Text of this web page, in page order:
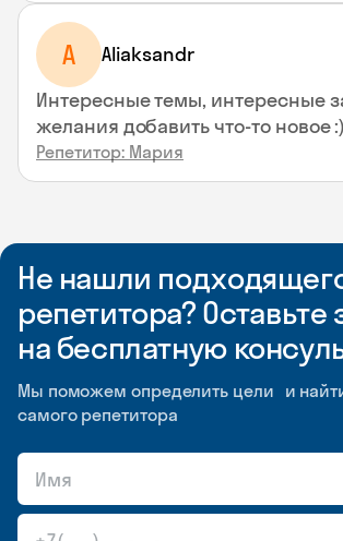
A Aliaksandr
Интересные темы, интересные
желания добавить что-то новое :)
Репетитор: Мария
Не нашли
репетитора? Оставьте
на бесплатную
Мы поможем определить цели и
самого репетитора